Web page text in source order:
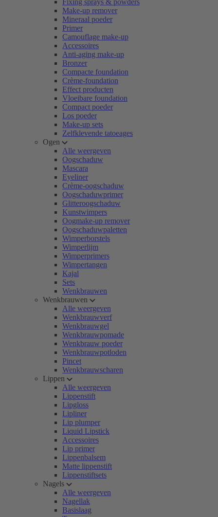
Fixing sprays & powders
Make-up remover
Mineraal poeder
Primer
Camouflage make-up
Accessoires
Anti-aging make-up
Bronzer
Compacte foundation
Crème-foundation
Effect producten
Vloeibare foundation
Compact poeder
Los poeder
Make-up sets
Zelfklevende tatoeages
Ogen
Alle weergeven
Oogschaduw
Mascara
Eyeliner
Crème-oogschaduw
Oogschaduwprimer
Glitteroogschaduw
Kunstwimpers
Oogmake-up remover
Oogschaduwpaletten
Wimperborstels
Wimperlijm
Wimperprimers
Wimpertangen
Kajal
Sets
Wenkbrauwen
Wenkbrauwen
Alle weergeven
Wenkbrauwverf
Wenkbrauwgel
Wenkbrauwpomade
Wenkbrauw poeder
Wenkbrauwpotloden
Pincet
Wenkbrauwscharen
Lippen
Alle weergeven
Lippenstift
Lipgloss
Lipliner
Lip plumper
Liquid Lipstick
Accessoires
Lip primer
Lippenbalsem
Matte lippenstift
Lippenstiftsets
Nagels
Alle weergeven
Nagellak
Basislaag